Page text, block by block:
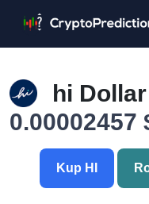
hi Dollar
0.00002457
Kup HI